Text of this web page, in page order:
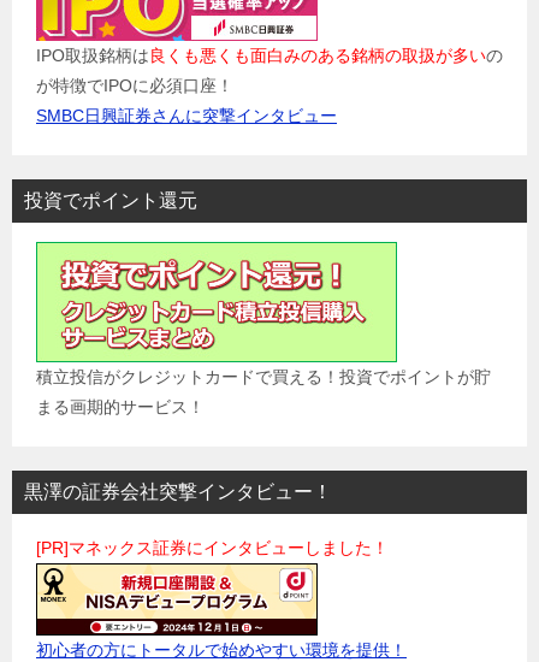
IPO取扱銘柄は良くも悪くも面白みのある銘柄の取扱が多いの
が特徴でIPOに必須口座！
SMBC日興証券さんに突撃インタビュー
投資でポイント還元
積立投信がクレジットカードで買える！投資でポイントが貯
まる画期的サービス！
黒澤の証券会社突撃インタビュー！
[PR]マネックス証券にインタビューしました！
初心者の方にトータルで始めやすい環境を提供！